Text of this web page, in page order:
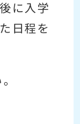
に入学
日程を